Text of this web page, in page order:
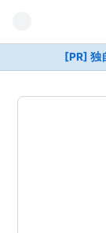
[PR] 独